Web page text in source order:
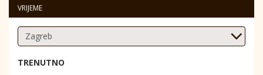
VRIJEME
TRENUTNO